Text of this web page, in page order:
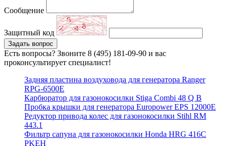
Сообщение
Защитный код
Задать вопрос
Есть вопросы? Звоните 8 (495) 181-09-90 и вас
проконсультирует специалист!
Задняя пластина воздуховода для генератора Ranger
RPG-6500E
Карбюратор для газонокосилки Stiga Combi 48 Q B
Пробка крышки для генератора Europower EPS 12000E
Редуктор привода колес для газонокосилки Stihl RM
443.1
Фильтр сапуна для газонокосилки Honda HRG 416C
PKEH